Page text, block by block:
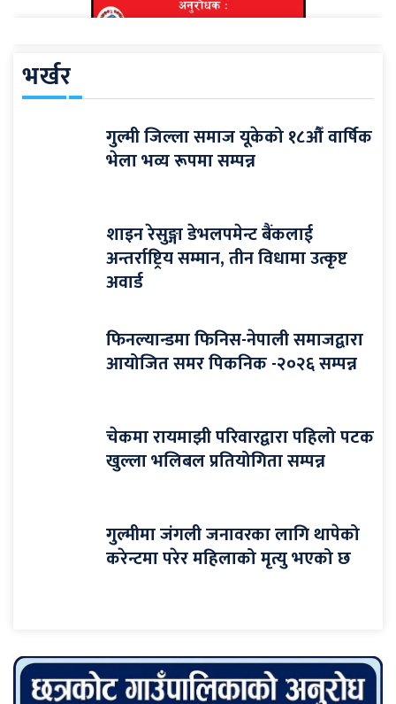
भर्खर
गुल्मी जिल्ला समाज यूकेको १८औँ वार्षिक
भेला भव्य रूपमा सम्पन्न
शाइन रेसुङ्गा डेभलपमेन्ट बैंकलाई
अन्तर्राष्ट्रिय सम्मान, तीन विधामा उत्कृष्ट
अवार्ड
फिनल्यान्डमा फिनिस-नेपाली समाजद्वारा
आयोजित समर पिकनिक -२०२६ सम्पन्न
चेकमा रायमाझी परिवारद्वारा पहिलो पटक
खुल्ला भलिबल प्रतियोगिता सम्पन्न
गुल्मीमा जंगली जनावरका लागि थापेको
करेन्टमा परेर महिलाको मृत्यु भएको छ